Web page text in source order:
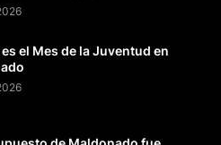
el Mes de la Juventud en